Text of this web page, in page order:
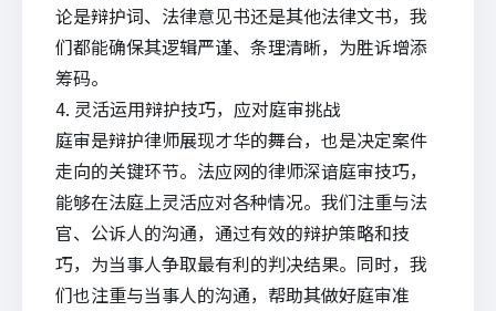
论是辩护词、法律意见书还是其他法律文书，我
们都能确保其逻辑严谨、条理清晰，为胜诉增添
筹码。
4. 灵活运用辩护技巧，应对庭审挑战
庭审是辩护律师展现才华的舞台，也是决定案件
走向的关键环节。法应网的律师深谙庭审技巧，
能够在法庭上灵活应对各种情况。我们注重与法
官、公诉人的沟通，通过有效的辩护策略和技
巧，为当事人争取最有利的判决结果。同时，我
们也注重与当事人的沟通，帮助其做好庭审准